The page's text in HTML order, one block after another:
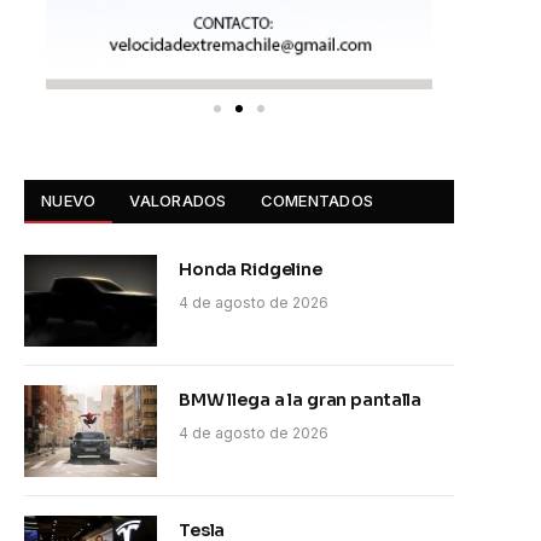
NUEVO VALORADOS COMENTADOS
Honda Ridgeline
4 de agosto de 2026
BMW llega a la gran pantalla
4 de agosto de 2026
Tesla